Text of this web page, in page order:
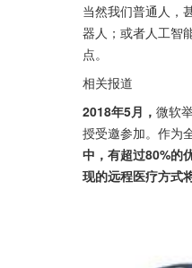
当然我们普通人，
器人；或者人工智
点。
相关报道
2018年5月， 微软
授受邀参加。作为
中，有超过80%的
现的远程医疗方式